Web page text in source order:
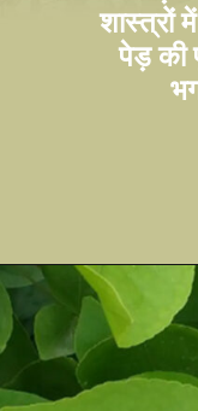
शास्त्रों
पेड़ की